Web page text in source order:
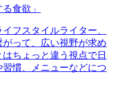
食欲」
フスタイルライター、
って、広い視野が求め
ちょっと違う視点で日
慣、メニューなどにつ